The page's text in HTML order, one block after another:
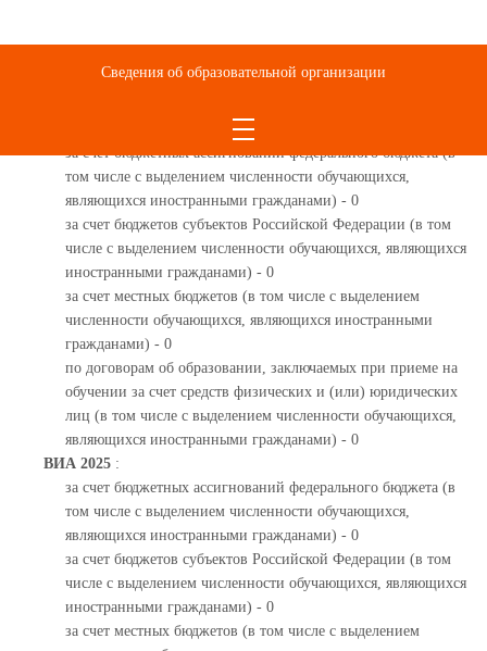
Слепой метод печатания 2025
за счет бюджетных ассигнований федерального бюджета (в
том числе с выделением численности обучающихся,
являющихся иностранными гражданами) - 0
за счет бюджетов субъектов Российской Федерации (в том
числе с выделением численности обучающихся, являющихся
иностранными гражданами) - 0
за счет местных бюджетов (в том числе с выделением
численности обучающихся, являющихся иностранными
гражданами) - 0
по договорам об образовании, заключаемых при приеме на
обучении за счет средств физических и (или) юридических
лиц (в том числе с выделением численности обучающихся,
являющихся иностранными гражданами) - 0
ВИА 2025 :
за счет бюджетных ассигнований федерального бюджета (в
том числе с выделением численности обучающихся,
являющихся иностранными гражданами) - 0
за счет бюджетов субъектов Российской Федерации (в том
числе с выделением численности обучающихся, являющихся
иностранными гражданами) - 0
за счет местных бюджетов (в том числе с выделением
Сведения об образовательной организации